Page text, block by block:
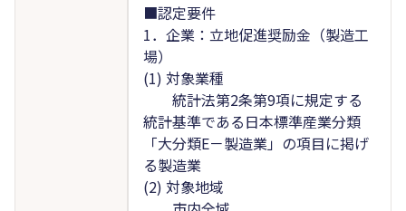
■認定要件
1．企業：立地促進奨励金（製造工
場）
(1) 対象業種
統計法第2条第9項に規定する
統計基準である日本標準産業分類
「大分類E－製造業」の項目に掲げ
る製造業
(2) 対象地域